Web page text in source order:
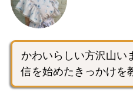
かわいらしい方沢山い
信を始めたきっかけを